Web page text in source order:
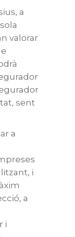
a
valorar
sent
a
i
a
i